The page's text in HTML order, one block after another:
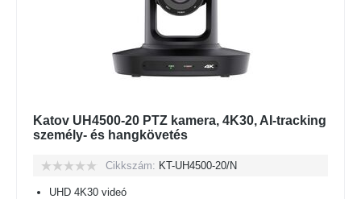
Katov UH4500-20 PTZ kamera, 4K30, AI-tracking
személy- és hangkövetés
Cikkszám: KT-UH4500-20/N
UHD 4K30 videó